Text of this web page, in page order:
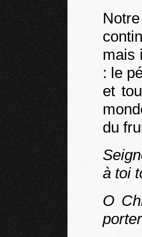
mais
: le
et
du
à toi
O